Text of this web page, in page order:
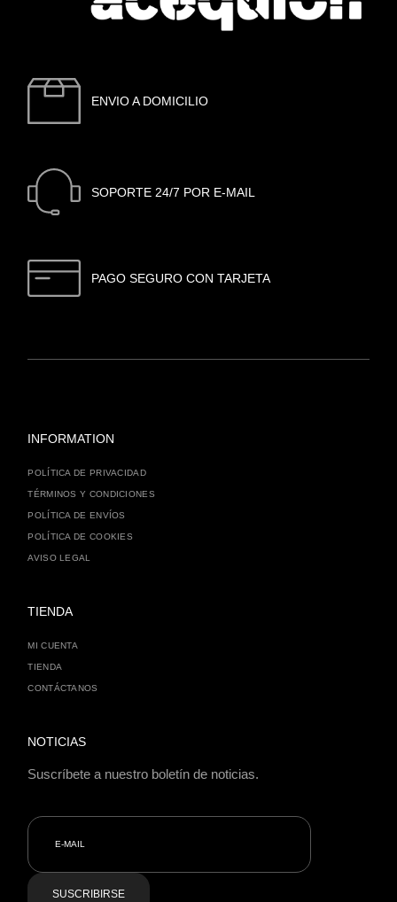
ENVIO A DOMICILIO
SOPORTE 24/7 POR E-MAIL
PAGO SEGURO CON TARJETA
INFORMATION
POLÍTICA DE PRIVACIDAD
TÉRMINOS Y CONDICIONES
POLÍTICA DE ENVÍOS
POLÍTICA DE COOKIES
AVISO LEGAL
TIENDA
MI CUENTA
TIENDA
CONTÁCTANOS
NOTICIAS
Suscríbete a nuestro boletín de noticias.
SUSCRIBIRSE